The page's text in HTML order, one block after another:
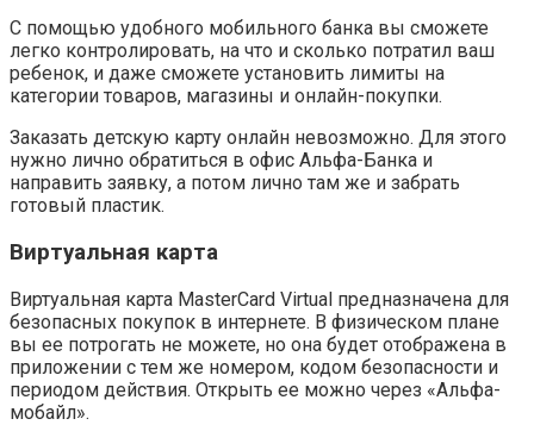
С помощью удобного мобильного банка вы сможете
легко контролировать, на что и сколько потратил ваш
ребенок, и даже сможете установить лимиты на
категории товаров, магазины и онлайн-покупки.
Заказать детскую карту онлайн невозможно. Для этого
нужно лично обратиться в офис Альфа-Банка и
направить заявку, а потом лично там же и забрать
готовый пластик.
Виртуальная карта
Виртуальная карта MasterCard Virtual предназначена для
безопасных покупок в интернете. В физическом плане
вы ее потрогать не можете, но она будет отображена в
приложении с тем же номером, кодом безопасности и
периодом действия. Открыть ее можно через «Альфа-
мобайл».